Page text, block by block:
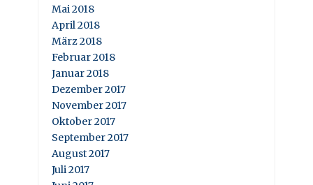
Mai 2018
April 2018
März 2018
Februar 2018
Januar 2018
Dezember 2017
November 2017
Oktober 2017
September 2017
August 2017
Juli 2017